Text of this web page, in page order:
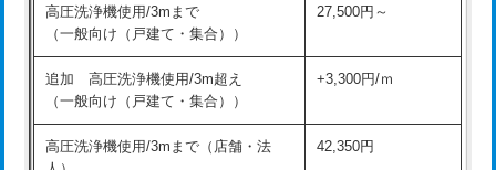
マス交換（深さ50㎝未満）
マス交換（深さ50㎝以上） 66,000円
コンクリート斫り（厚さ10㎝まで）
持込商品取付（単水栓）
持込商品取付（混合水栓） 16,500円
高圧洗浄機使用/3mまで
（一般向け（戸建て・集合））
27,500円～
追加 高圧洗浄機使用/3m超え
（一般向け（戸建て・集合））
+3,300円/ｍ
高圧洗浄機使用/3mまで（店舗・法
42,350円